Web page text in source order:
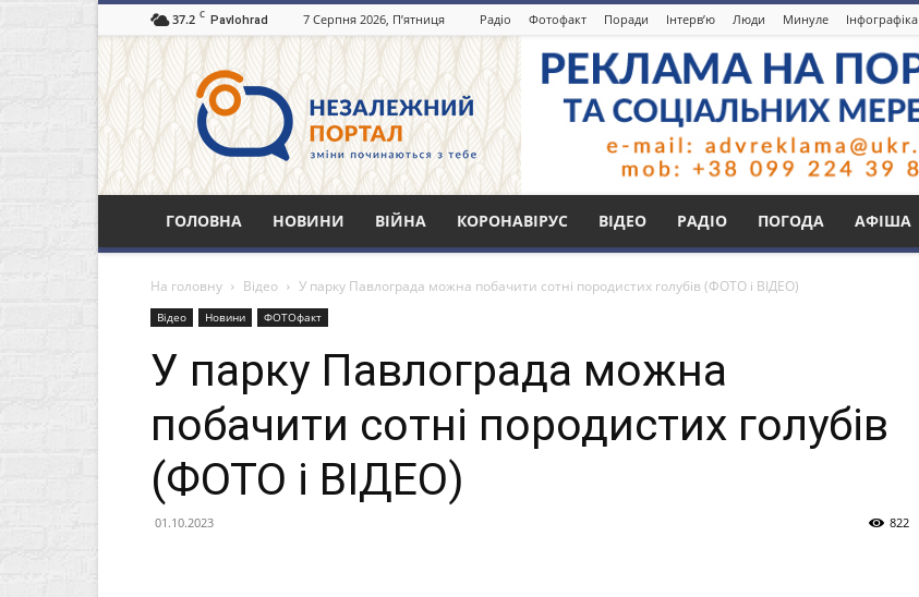
37.2 C Pavlohrad 7 Серпня 2026, П’ятниця Радіо Фотофакт Поради Інтерв’ю Люди Минуле Інфографіка
Незалежний
портал
Павлоград.dp.ua
ГОЛОВНА НОВИНИ ВІЙНА КОРОНАВІРУС ВІДЕО РАДІО ПОГОДА АФІША
На головну Відео У парку Павлограда можна побачити сотні породистих голубів (ФОТО і ВІДЕО)
Відео Новини ФОТОфакт
У парку Павлограда можна
побачити сотні породистих голубів
(ФОТО і ВІДЕО)
01.10.2023 822